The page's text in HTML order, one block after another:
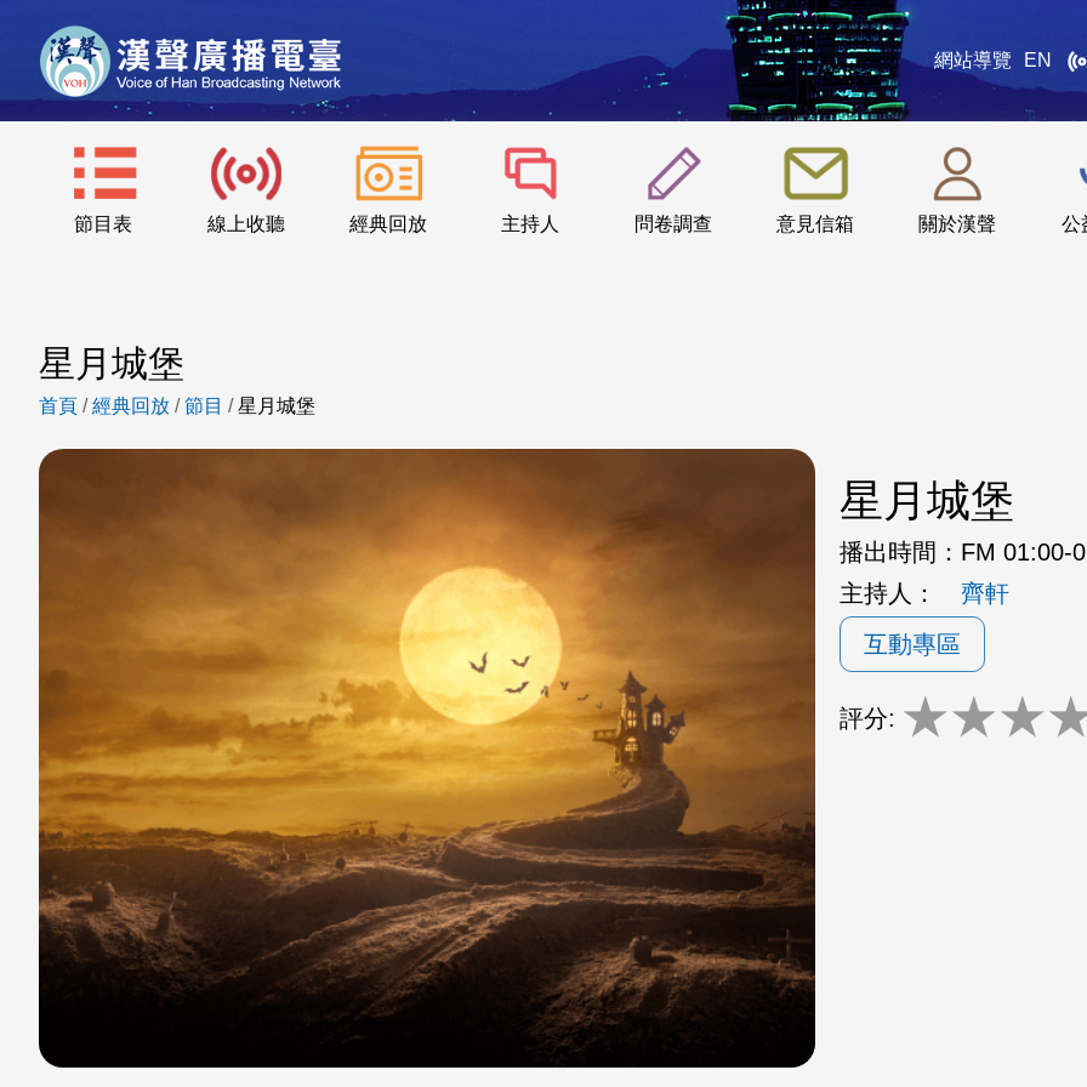
網站導覽 EN
節目表 線上收聽 經典回放 主持人 問卷調查 意見信箱 關於漢聲 公
:::
星月城堡
首頁 /經典回放 /節目 /星月城堡
星月城堡
播出時間： FM 01:00-
主持人：
齊軒
互動專區
評分: ★★★